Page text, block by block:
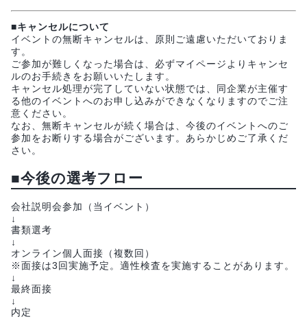
■キャンセルについて
イベントの無断キャンセルは、原則ご遠慮いただいておりま
す。
ご参加が難しくなった場合は、必ずマイページよりキャンセ
ルのお手続きをお願いいたします。
キャンセル処理が完了していない状態では、同企業が主催す
る他のイベントへのお申し込みができなくなりますのでご注
意ください。
なお、無断キャンセルが続く場合は、今後のイベントへのご
参加をお断りする場合がございます。あらかじめご了承くだ
さい。
■今後の選考フロー
会社説明会参加（当イベント）
↓
書類選考
↓
オンライン個人面接（複数回）
※面接は3回実施予定。適性検査を実施することがあります。
↓
最終面接
↓
内定